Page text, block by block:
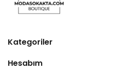
Kategoriler
Hesabım